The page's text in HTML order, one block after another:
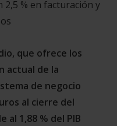
2,5 % en facturación y
que ofrece los
actual de la
de negocio
al cierre del
al 1,88 % del PIB